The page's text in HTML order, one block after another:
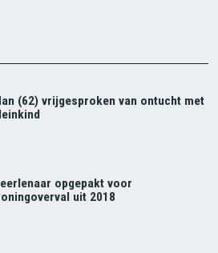
(62) vrijgesproken van ontucht met
opgepakt voor
uit 2018